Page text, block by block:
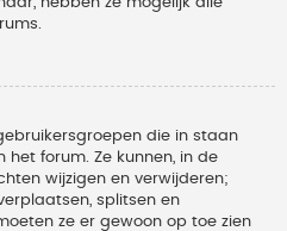
die in staan
forum. Ze kunnen, in de
wijzigen en verwijderen;
splitsen en
ze er gewoon op toe zien